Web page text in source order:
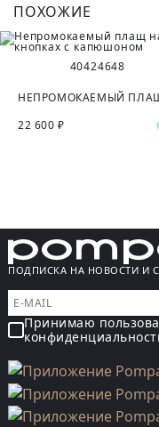
ПОХОЖИЕ
40424648
22 600 ₽
ПОДПИСКА НА НОВОСТИ И
Принимаю